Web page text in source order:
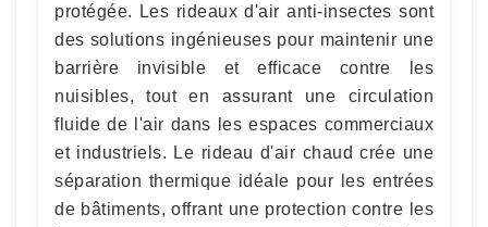
protégée. Les rideaux d'air anti-insectes sont
des solutions ingénieuses pour maintenir une
barrière invisible et efficace contre les
nuisibles, tout en assurant une circulation
fluide de l'air dans les espaces commerciaux
et industriels. Le rideau d'air chaud crée une
séparation thermique idéale pour les entrées
de bâtiments, offrant une protection contre les